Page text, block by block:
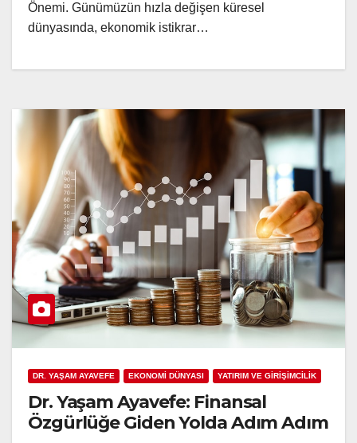
Önemi. Günümüzün hızla değişen küresel
dünyasında, ekonomik istikrar…
DR. YAŞAM AYAVEFE EKONOMİ DÜNYASI YATIRIM VE GİRİŞİMCİLİK
Dr. Yaşam Ayavefe: Finansal
Özgürlüğe Giden Yolda Adım Adım